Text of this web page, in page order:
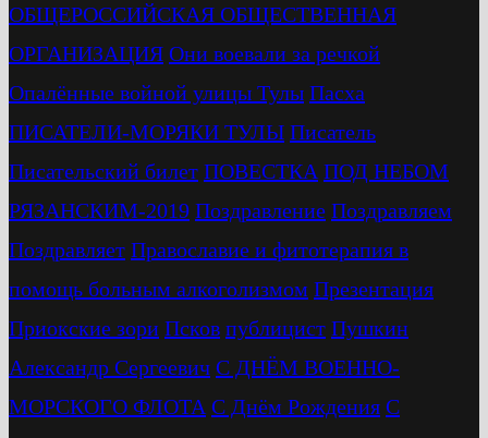
ОБЩЕРОССИЙСКАЯ ОБЩЕСТВЕННАЯ
ОРГАНИЗАЦИЯ Они воевали за речкой
Опалённые войной улицы Тулы Пасха
ПИСАТЕЛИ-МОРЯКИ ТУЛЫ Писатель
Писательский билет ПОВЕСТКА ПОД НЕБОМ
РЯЗАНСКИМ-2019 Поздравление Поздравляем
Поздравляет Православие и фитотерапия в
помощь больным алкоголизмом Презентация
Приокские зори Псков публицист Пушкин
Александр Сергеевич С ДНЁМ ВОЕННО-
МОРСКОГО ФЛОТА С Днём Рождения С